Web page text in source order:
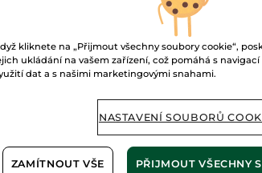
kliknete na „Přijmout všechny soubory cookie“,
ukládání na vašem zařízení, což pomáhá s
dat a s našimi marketingovými snahami.
NASTAVENÍ SOUBORŮ
ZAMÍTNOUT VŠE PŘIJMOUT VŠECHNY